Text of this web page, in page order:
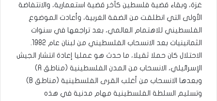
غزة، وبقاء قضية فلسطين كآخر قضية استعمارية، والانتفاضة
الأولى التي انطلقت من الضفة الغربية، وأعادت الموضوع
الفلسطيني للاهتمام العالمي، بعد تراجعها في سنوات
الثمانينيات بعد الانسحاب الفلسطيني من لبنان عام 1982.
الاحتلال كان حملا ثقيلا، ما حدث هو عمليا إعادة انتشار الجيش
الإسرائيلي، الانسحاب من المدن الفلسطينية (مناطق A)
وبعدها الانسحاب من أغلب القرى الفلسطينية (مناطق B)
وتسليم السلطة الفلسطينية مهام مدنية في هذه